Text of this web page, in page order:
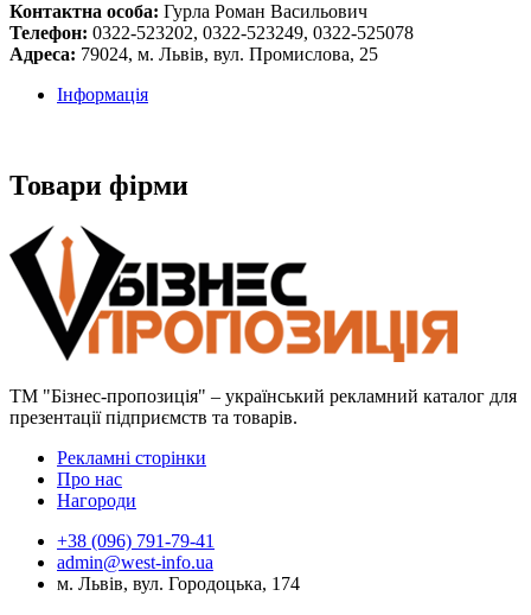
Контактна особа: Гурла Роман Васильович
Телефон: 0322-523202, 0322-523249, 0322-525078
Адреса: 79024, м. Львів, вул. Промислова, 25
Інформація
Товари фірми
ТМ "Бізнес-пропозиція" – український рекламний каталог для
презентації підприємств та товарів.
Рекламні сторінки
Про нас
Нагороди
+38 (096) 791-79-41
admin@west-info.ua
м. Львів, вул. Городоцька, 174